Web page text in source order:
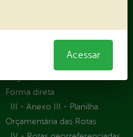
Forma direta
III - Anexo III - Planilha
Orçamentária das Rotas
Acessar